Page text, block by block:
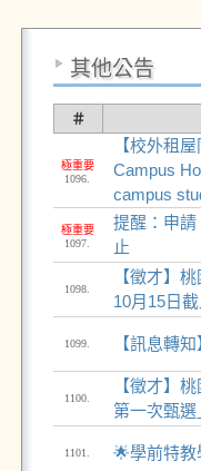
其他公告
＃
極重要
1096.
【校外租
Campus
campus
極重要
1097.
提醒：申請
止
1098.
【徵才】
10月15日
1099. 【訊息轉
1100.
【徵才】
第一次甄選
1101. 🌟學前特